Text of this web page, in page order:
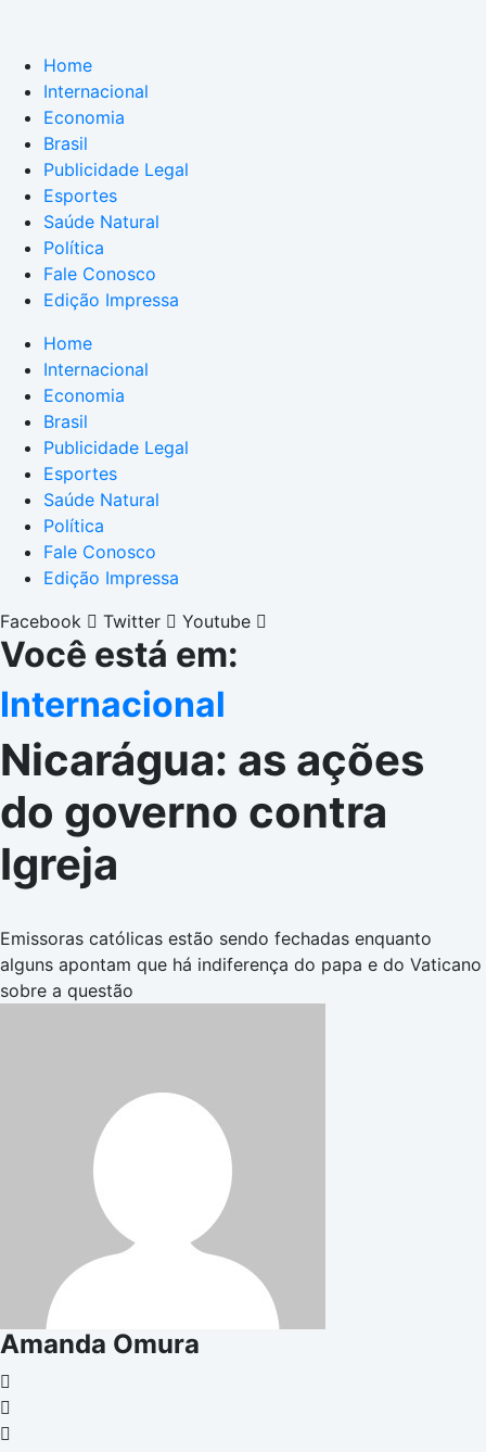
Home
Internacional
Economia
Brasil
Publicidade Legal
Esportes
Saúde Natural
Política
Fale Conosco
Edição Impressa
Home
Internacional
Economia
Brasil
Publicidade Legal
Esportes
Saúde Natural
Política
Fale Conosco
Edição Impressa
Facebook
Twitter Youtube
Você está em:
Internacional
Nicarágua: as ações
do governo contra
Igreja
Emissoras católicas estão sendo fechadas enquanto
alguns apontam que há indiferença do papa e do Vaticano
sobre a questão
Amanda Omura